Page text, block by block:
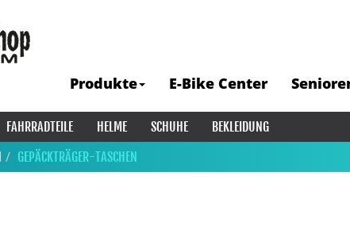
Produkte E-Bike Center
FAHRRADTEILE HELME SCHUHE
BEKLEIDUNG
GEPÄCKTRÄGER-TASCHEN